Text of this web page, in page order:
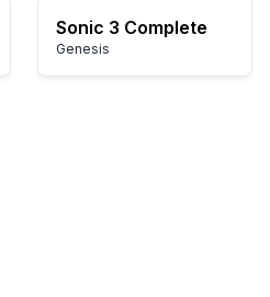
Sonic 3 Complete
Genesis